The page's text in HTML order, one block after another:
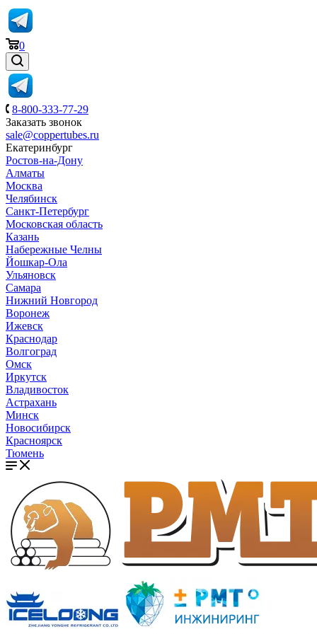
0
8-800-333-77-29
Заказать звонок
sale@coppertubes.ru
Екатеринбург
Ростов-на-Дону
Алматы
Москва
Челябинск
Санкт-Петербург
Московская область
Казань
Набережные Челны
Йошкар-Ола
Ульяновск
Самара
Нижний Новгород
Воронеж
Ижевск
Краснодар
Волгоград
Омск
Иркутск
Владивосток
Астрахань
Минск
Новосибирск
Красноярск
Тюмень